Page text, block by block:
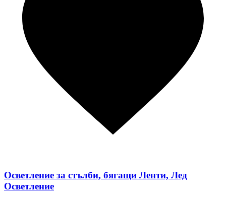
Осветление за стълби, бягащи Ленти, Лед
Осветление